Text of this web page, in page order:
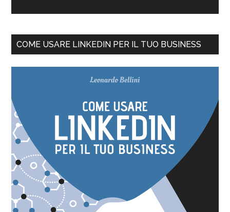
COME USARE LINKEDIN PER IL TUO BUSINESS